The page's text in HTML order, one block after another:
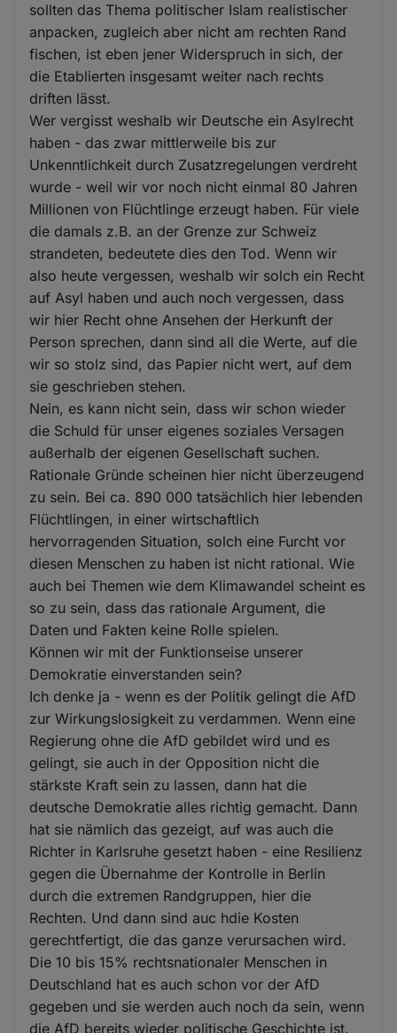
sollten das Thema politischer Islam realistischer
anpacken, zugleich aber nicht am rechten Rand
fischen, ist eben jener Widerspruch in sich, der
die Etablierten insgesamt weiter nach rechts
driften lässt.
Wer vergisst weshalb wir Deutsche ein Asylrecht
haben - das zwar mittlerweile bis zur
Unkenntlichkeit durch Zusatzregelungen verdreht
wurde - weil wir vor noch nicht einmal 80 Jahren
Millionen von Flüchtlinge erzeugt haben. Für viele
die damals z.B. an der Grenze zur Schweiz
strandeten, bedeutete dies den Tod. Wenn wir
also heute vergessen, weshalb wir solch ein Recht
auf Asyl haben und auch noch vergessen, dass
wir hier Recht ohne Ansehen der Herkunft der
Person sprechen, dann sind all die Werte, auf die
wir so stolz sind, das Papier nicht wert, auf dem
sie geschrieben stehen.
Nein, es kann nicht sein, dass wir schon wieder
die Schuld für unser eigenes soziales Versagen
außerhalb der eigenen Gesellschaft suchen.
Rationale Gründe scheinen hier nicht überzeugend
zu sein. Bei ca. 890 000 tatsächlich hier lebenden
Flüchtlingen, in einer wirtschaftlich
hervorragenden Situation, solch eine Furcht vor
diesen Menschen zu haben ist nicht rational. Wie
auch bei Themen wie dem Klimawandel scheint es
so zu sein, dass das rationale Argument, die
Daten und Fakten keine Rolle spielen.
Können wir mit der Funktionseise unserer
Demokratie einverstanden sein?
Ich denke ja - wenn es der Politik gelingt die AfD
zur Wirkungslosigkeit zu verdammen. Wenn eine
Regierung ohne die AfD gebildet wird und es
gelingt, sie auch in der Opposition nicht die
stärkste Kraft sein zu lassen, dann hat die
deutsche Demokratie alles richtig gemacht. Dann
hat sie nämlich das gezeigt, auf was auch die
Richter in Karlsruhe gesetzt haben - eine Resilienz
gegen die Übernahme der Kontrolle in Berlin
durch die extremen Randgruppen, hier die
Rechten. Und dann sind auc hdie Kosten
gerechtfertigt, die das ganze verursachen wird.
Die 10 bis 15% rechtsnationaler Menschen in
Deutschland hat es auch schon vor der AfD
gegeben und sie werden auch noch da sein, wenn
die AfD bereits wieder politische Geschichte ist.